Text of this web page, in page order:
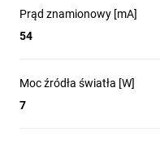
statecznika: nie dotyczy,
Wskaźnik efektu
równoważności mocy [W]:
φ1): 0,5, Współrzędne
chromatyczności (y): 0.38,
Prąd znamionowy [mA]
54
Moc źródła światła [W]
7